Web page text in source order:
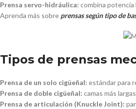
Prensa servo-hidráulica: combina
Aprenda más sobre prensas según tipo de
Tipos de prensas
Prensa de un solo cigüeñal: estándar para
Prensa de doble cigüeñal: camas más
Prensa de articulación (Knuckle Joint):